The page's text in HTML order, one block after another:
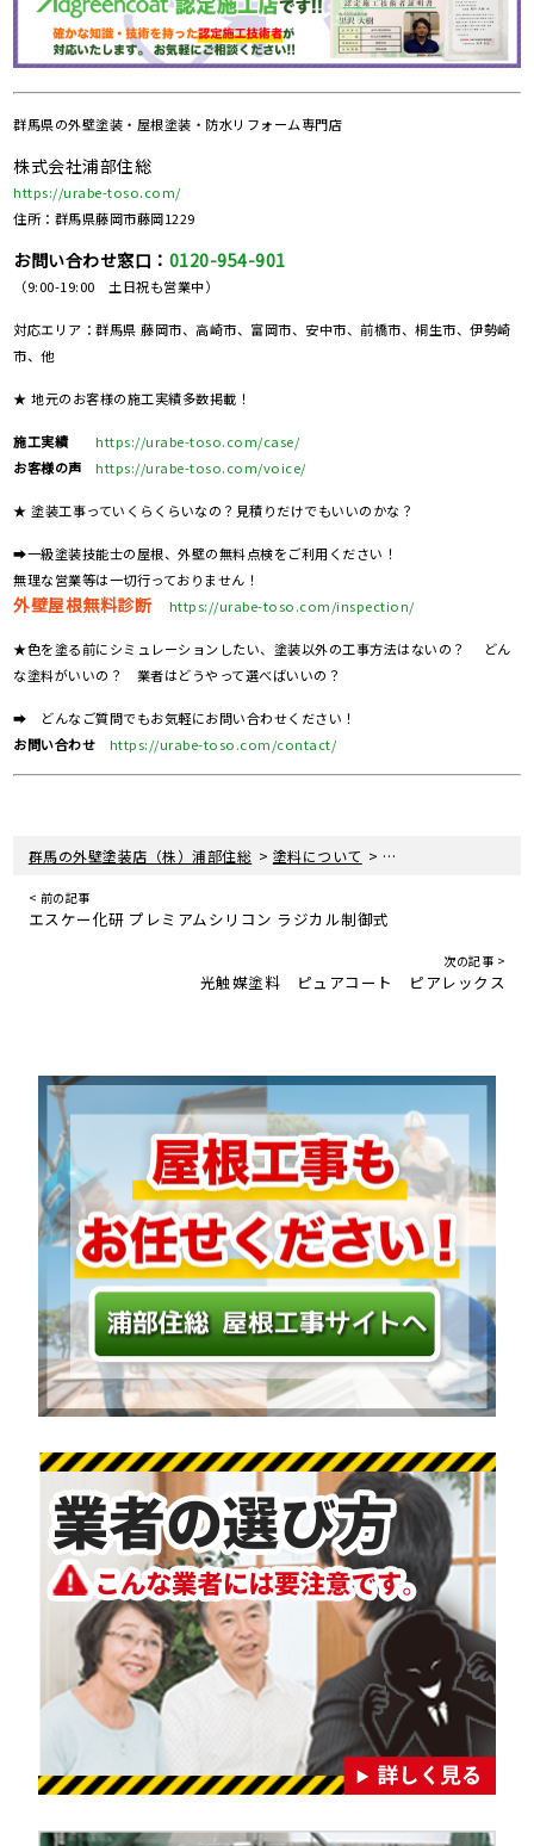
群馬県の外壁塗装・屋根塗装・防水リフォーム専門店
株式会社浦部住総
https://urabe-toso.com/
住所：群馬県藤岡市藤岡1229
お問い合わせ窓口： 0120-954-901
（9:00-19:00 土日祝も営業中）
対応エリア：群馬県 藤岡市、高崎市、富岡市、安中市、前橋市、桐生市、伊勢崎
市、他
★ 地元のお客様の施工実績多数掲載！
施工実績
https://urabe-toso.com/case/
お客様の声
https://urabe-toso.com/voice/
★ 塗装工事っていくらくらいなの？見積りだけでもいいのかな？
➡一級塗装技能士の屋根、外壁の無料点検をご利用ください！
無理な営業等は一切行っておりません！
外壁屋根無料診断 https://urabe-toso.com/inspection/
★色を塗る前にシミュレーションしたい、塗装以外の工事方法はないの？ どん
な塗料がいいの？ 業者はどうやって選べばいいの？
➡ どんなご質問でもお気軽にお問い合わせください！
お問い合わせ
https://urabe-toso.com/contact/
群馬の外壁塗装店（株）浦部住総 > 塗料について > 遮熱塗料 アドグリー
< 前の記事
エスケー化研 プレミアムシリコン ラジカル制御式
次の記事 >
光触媒塗料 ピュアコート ピアレックス